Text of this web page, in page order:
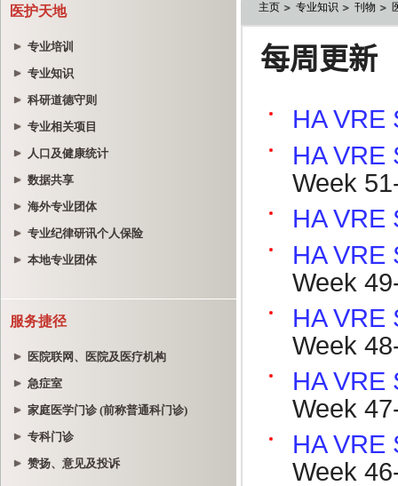
医护天地
专业培训
专业知识
科研道德守则
专业相关项目
人口及健康统计
数据共享
海外专业团体
专业纪律研讯个人保险
本地专业团体
服务捷径
医院联网、医院及医疗机构
急症室
家庭医学门诊 (前称普通科门诊)
专科门诊
赞扬、意见及投诉
主页 专业知识 刊物